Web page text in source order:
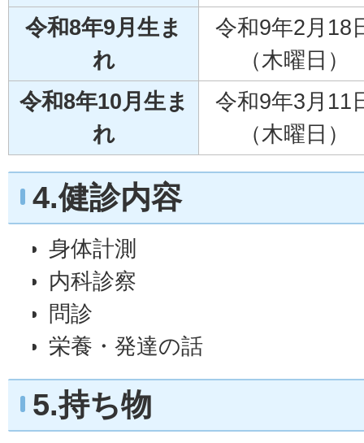
令和8年9月生ま
れ
令和9年2月18
（木曜日）
令和8年10月生ま
れ
令和9年3月11
（木曜日）
4.健診内容
身体計測
内科診察
問診
栄養・発達の話
5.持ち物